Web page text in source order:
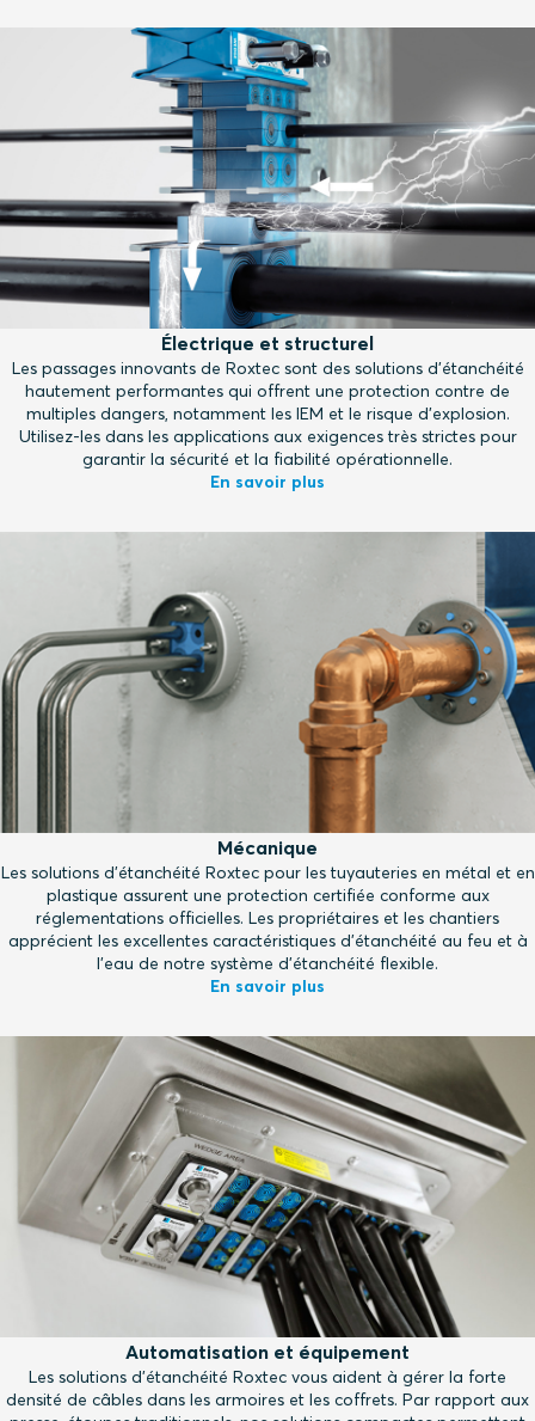
Électrique et structurel
Les passages innovants de Roxtec sont des solutions d'étanchéité
hautement performantes qui offrent une protection contre de
multiples dangers, notamment les IEM et le risque d'explosion.
Utilisez-les dans les applications aux exigences très strictes pour
garantir la sécurité et la fiabilité opérationnelle.
En savoir plus
Mécanique
Les solutions d'étanchéité Roxtec pour les tuyauteries en métal et en
plastique assurent une protection certifiée conforme aux
réglementations officielles. Les propriétaires et les chantiers
apprécient les excellentes caractéristiques d'étanchéité au feu et à
l'eau de notre système d'étanchéité flexible.
En savoir plus
Automatisation et équipement
Les solutions d'étanchéité Roxtec vous aident à gérer la forte
densité de câbles dans les armoires et les coffrets. Par rapport aux